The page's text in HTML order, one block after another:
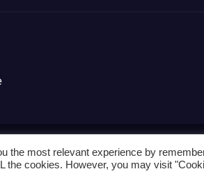
diThemeansar.
the most relevant experience by
the cookies. However, you may visit